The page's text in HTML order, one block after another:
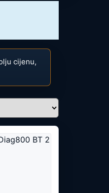
cijenu,